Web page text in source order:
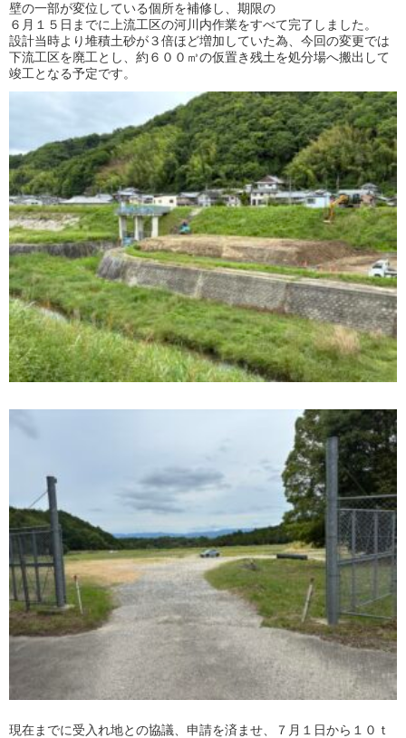
壁の一部が変位している個所を補修し、期限の
６月１５日までに上流工区の河川内作業をすべて完了しました。
設計当時より堆積土砂が３倍ほど増加していた為、今回の変更では
下流工区を廃工とし、約６００㎥の仮置き残土を処分場へ搬出して
竣工となる予定です。
現在までに受入れ地との協議、申請を済ませ、７月１日から１０ｔ